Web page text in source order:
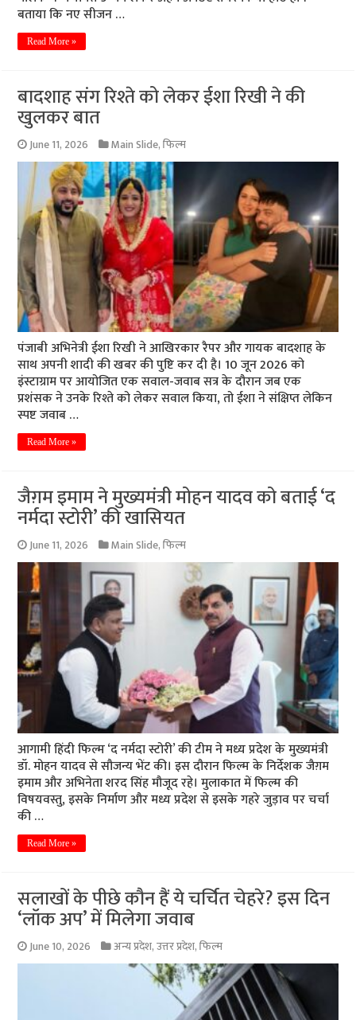
बताया कि नए सीजन …
Read More »
बादशाह संग रिश्ते को लेकर ईशा रिखी ने की
खुलकर बात
June 11, 2026 Main Slide,फिल्म
पंजाबी अभिनेत्री ईशा रिखी ने आखिरकार रैपर और गायक बादशाह के
साथ अपनी शादी की खबर की पुष्टि कर दी है। 10 जून 2026 को
इंस्टाग्राम पर आयोजित एक सवाल-जवाब सत्र के दौरान जब एक
प्रशंसक ने उनके रिश्ते को लेकर सवाल किया, तो ईशा ने संक्षिप्त लेकिन
स्पष्ट जवाब …
Read More »
जैग़म इमाम ने मुख्यमंत्री मोहन यादव को बताई ‘द
नर्मदा स्टोरी’ की खासियत
June 11, 2026 Main Slide,फिल्म
आगामी हिंदी फिल्म ‘द नर्मदा स्टोरी’ की टीम ने मध्य प्रदेश के मुख्यमंत्री
डॉ. मोहन यादव से सौजन्य भेंट की। इस दौरान फिल्म के निर्देशक जैग़म
इमाम और अभिनेता शरद सिंह मौजूद रहे। मुलाकात में फिल्म की
विषयवस्तु, इसके निर्माण और मध्य प्रदेश से इसके गहरे जुड़ाव पर चर्चा
की …
Read More »
सलाखों के पीछे कौन हैं ये चर्चित चेहरे? इस दिन
‘लॉक अप’ में मिलेगा जवाब
June 10, 2026 अन्य प्रदेश,उत्तर प्रदेश,फिल्म